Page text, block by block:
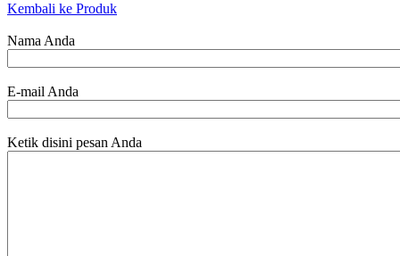
Kembali ke Produk
Nama Anda
E-mail Anda
Ketik disini pesan Anda